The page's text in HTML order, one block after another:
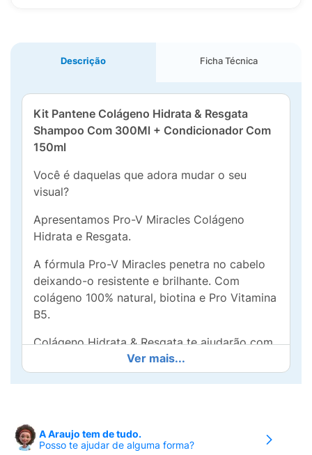
Descrição Ficha Técnica
Kit Pantene Colágeno Hidrata & Resgata
Shampoo Com 300Ml + Condicionador Com
150ml
Você é daquelas que adora mudar o seu
visual?
Apresentamos Pro-V Miracles Colágeno
Hidrata e Resgata.
A fórmula Pro-V Miracles penetra no cabelo
deixando-o resistente e brilhante. Com
colágeno 100% natural, biotina e Pro Vitamina
B5.
Colágeno Hidrata & Resgata te ajudarão com
a nutrição capilar da raiz até as pontas,
graças a uma poderosa fórmula com
os mais danificados. Um produto pensado
Ver mais...
A Araujo tem de tudo.
Posso te ajudar de alguma forma?